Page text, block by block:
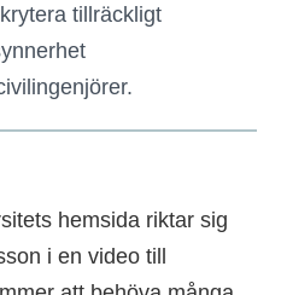
tillräckligt
hemsida riktar sig
i en video till